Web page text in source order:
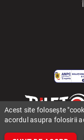
Acest site folosește
acordul asupra folosirii